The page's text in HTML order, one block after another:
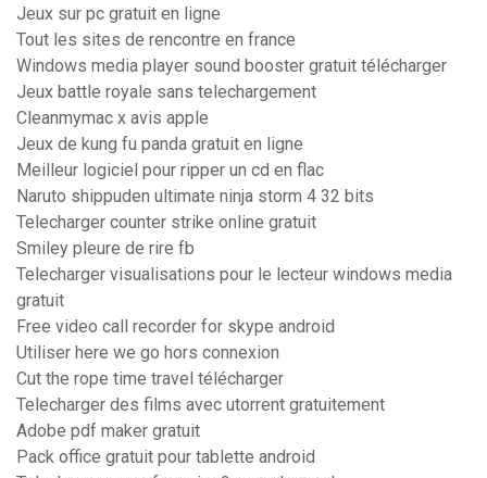
Jeux sur pc gratuit en ligne
Tout les sites de rencontre en france
Windows media player sound booster gratuit télécharger
Jeux battle royale sans telechargement
Cleanmymac x avis apple
Jeux de kung fu panda gratuit en ligne
Meilleur logiciel pour ripper un cd en flac
Naruto shippuden ultimate ninja storm 4 32 bits
Telecharger counter strike online gratuit
Smiley pleure de rire fb
Telecharger visualisations pour le lecteur windows media
gratuit
Free video call recorder for skype android
Utiliser here we go hors connexion
Cut the rope time travel télécharger
Telecharger des films avec utorrent gratuitement
Adobe pdf maker gratuit
Pack office gratuit pour tablette android